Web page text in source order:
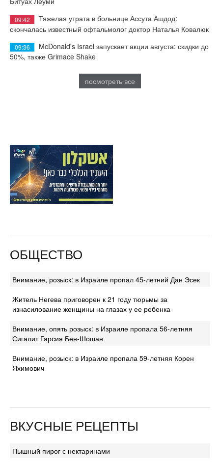
09:42
Тяжелая утрата в больнице Ассута Ашдод:
скончалась известный офтальмолог доктор Наталья Ковалюк
09:36
McDonald's Israel запускает акции августа: скидки до
50%, также Grimace Shake
посмотреть все
ОБЩЕСТВО
Внимание, розыск: в Израиле пропал 45-летний Дан Эсек
Житель Негева приговорен к 21 году тюрьмы за
изнасилование женщины на глазах у ее ребенка
Внимание, опять розыск: в Израиле пропала 56-летняя
Сигалит Гарсия Бен-Шошан
Внимание, розыск: в Израиле пропала 59-летняя Корен
Яхимович
ВКУСНЫЕ РЕЦЕПТЫ
Пышный пирог с нектаринами